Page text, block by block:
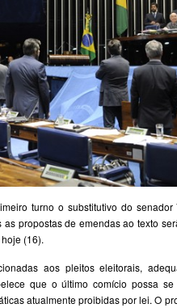
turno o substitutivo do senador
propostas de emendas ao texto
(16).
aos pleitos eleitorais,
que o último comício possa
atualmente proibidas por lei. O